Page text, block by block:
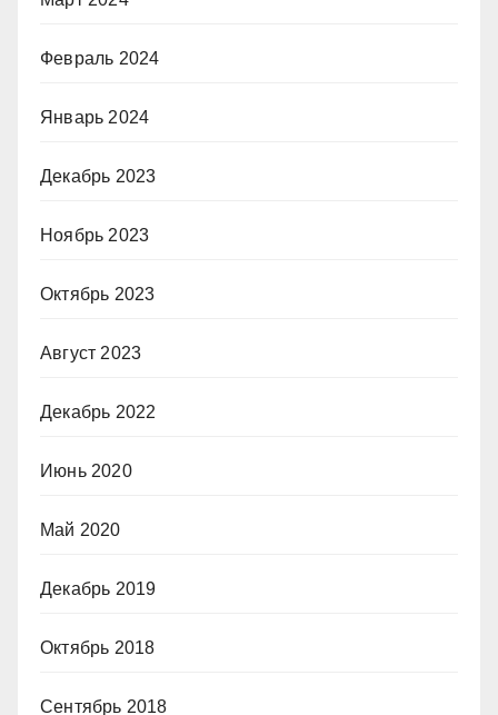
Февраль 2024
Январь 2024
Декабрь 2023
Ноябрь 2023
Октябрь 2023
Август 2023
Декабрь 2022
Июнь 2020
Май 2020
Декабрь 2019
Октябрь 2018
Сентябрь 2018